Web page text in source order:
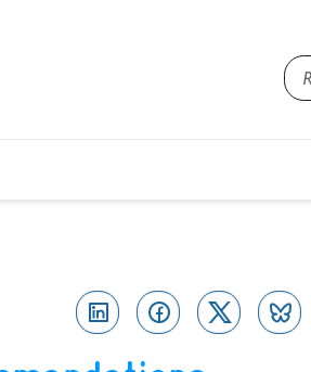
national du sida et des
Linkedin FacebookTwitter